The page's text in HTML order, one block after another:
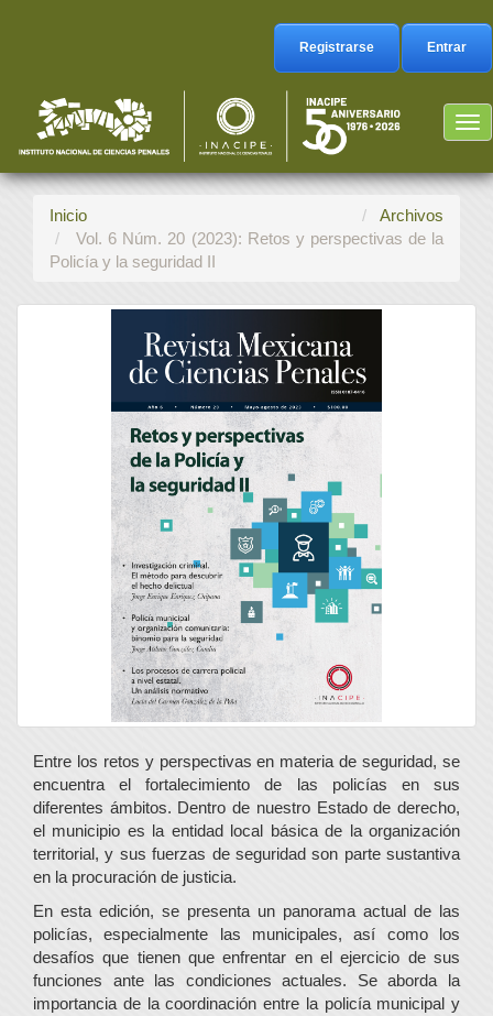
Barra
lateral
Registrarse Entrar
Inicio
Archivos
Vol. 6 Núm. 20 (2023): Retos y perspectivas de la
Policía y la seguridad II
Entre los retos y perspectivas en materia de seguridad, se
encuentra el fortalecimiento de las policías en sus
diferentes ámbitos. Dentro de nuestro Estado de derecho,
el municipio es la entidad local básica de la organización
territorial, y sus fuerzas de seguridad son parte sustantiva
en la procuración de justicia.
En esta edición, se presenta un panorama actual de las
policías, especialmente las municipales, así como los
desafíos que tienen que enfrentar en el ejercicio de sus
funciones ante las condiciones actuales. Se aborda la
importancia de la coordinación entre la policía municipal y